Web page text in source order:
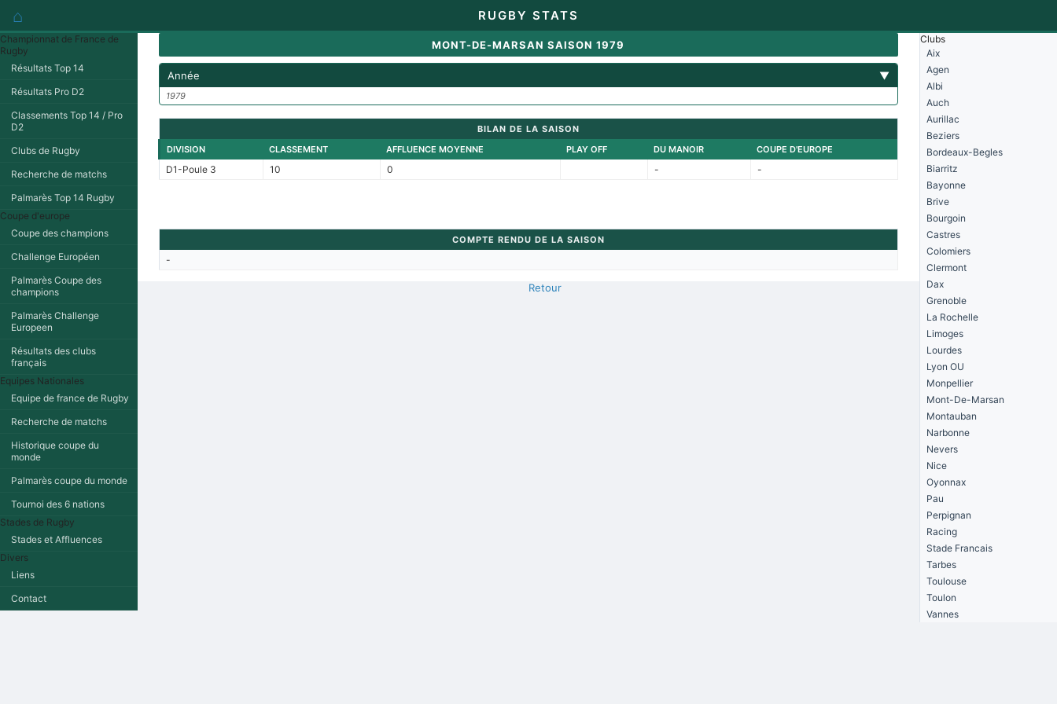
⌂ RUGBY STATS
Championnat de France de
Rugby
Résultats Top 14
Résultats Pro D2
Classements Top 14 / Pro
D2
Clubs de Rugby
Recherche de matchs
Palmarès Top 14 Rugby
Coupe d'europe
Coupe des champions
Challenge Européen
Palmarès Coupe des
champions
Palmarès Challenge
Europeen
Résultats des clubs
français
Equipes Nationales
Equipe de france de Rugby
Recherche de matchs
Historique coupe du
monde
Palmarès coupe du monde
Tournoi des 6 nations
Stades de Rugby
Stades et Affluences
Divers
Liens
Contact
MONT-DE-MARSAN SAISON 1979
Année ▼
1979
BILAN DE LA SAISON
DIVISION
CLASSEMENT AFFLUENCE MOYENNE PLAY OFF DU MANOIR COUPE D'EUROPE
D1-Poule 3 10 0 - -
COMPTE RENDU DE LA SAISON
-
Retour
Clubs
Aix
Agen
Albi
Auch
Aurillac
Beziers
Bordeaux-Begles
Biarritz
Bayonne
Brive
Bourgoin
Castres
Colomiers
Clermont
Dax
Grenoble
La Rochelle
Limoges
Lourdes
Lyon OU
Monpellier
Mont-De-Marsan
Montauban
Narbonne
Nevers
Nice
Oyonnax
Pau
Perpignan
Racing
Stade Francais
Tarbes
Toulouse
Toulon
Vannes